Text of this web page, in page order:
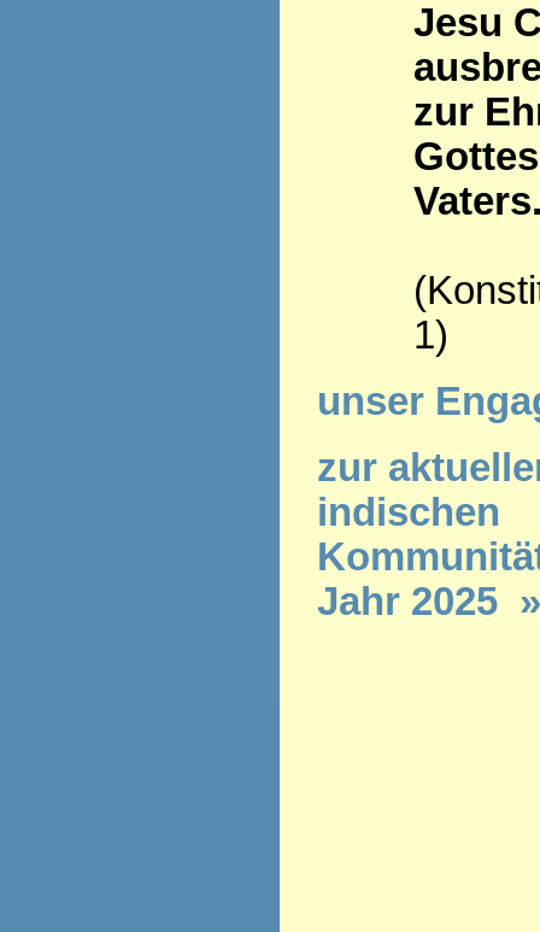
Jesu
zur
1)
unser
zur
indischen
Jahr 2025